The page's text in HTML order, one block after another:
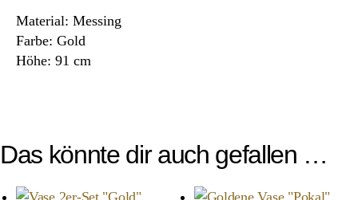
Material: Messing
Farbe: Gold
Höhe: 91 cm
Das könnte dir auch gefallen …